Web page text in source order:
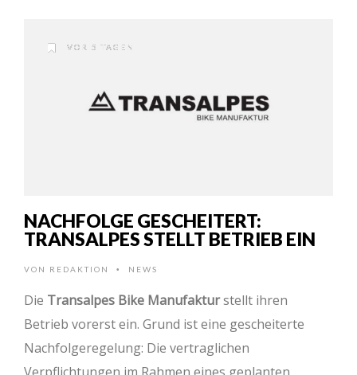
VOR 5 TAGEN
NACHFOLGE GESCHEITERT:
TRANSALPES STELLT BETRIEB EIN
VON REDAKTION • NEWS
Die Transalpes Bike Manufakturstellt ihren
Betrieb vorerst ein. Grund ist eine gescheiterte
Nachfolgeregelung: Die vertraglichen